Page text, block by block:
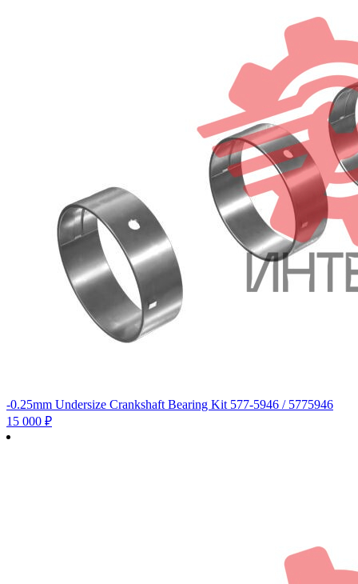
-0.25mm Undersize Crankshaft Bearing Kit 577-5946 / 5775946
15 000 ₽